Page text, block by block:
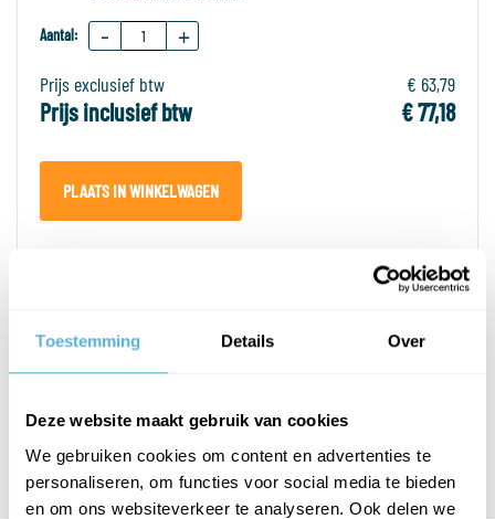
Toestemming Details Over
Deze website maakt gebruik van cookies
We gebruiken cookies om content en advertenties te
personaliseren, om functies voor social media te bieden
en om ons websiteverkeer te analyseren. Ook delen we
Aantal: - +
Prijs exclusief btw € 63,79
Prijs inclusief btw € 77,18
PLAATS IN WINKELWAGEN
L800 x H 600 mm